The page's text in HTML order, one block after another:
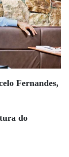
Fernandes,
do